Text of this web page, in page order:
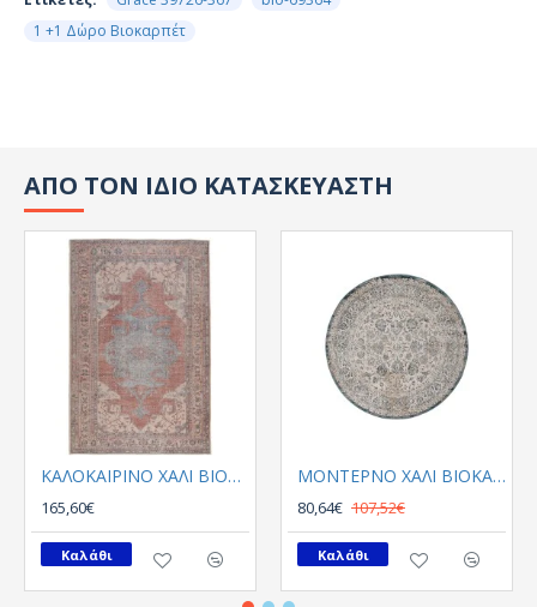
1 +1 Δώρο Βιοκαρπέτ
ΑΠΟ ΤΟΝ ΙΔΙΟ ΚΑΤΑΣΚΕΥΑΣΤΗ
ΚΑΛΟΚΑΙΡΙΝΟ ΧΑΛΙ ΒΙΟΚΑΡΠΕΤ PLUMERIA 5525 01
165,60€
Καλάθι
ΜΟΝΤΕΡΝΟ ΧΑΛΙ ΒΙΟΚΑΡΠΕΤGossip 8504A White Blue Round
80,64€ 107,52€
Καλάθι